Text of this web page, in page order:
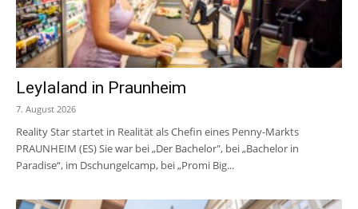
Leylaland in Praunheim
7. August 2026
Reality Star startet in Realität als Chefin eines Penny-Markts
PRAUNHEIM (ES) Sie war bei „Der Bachelor", bei „Bachelor in
Paradise“, im Dschungelcamp, bei „Promi Big...